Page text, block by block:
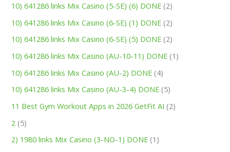
10) 641286 links Mix Casino (5-SE) (6) DONE (2)
10) 641286 links Mix Casino (6-SE) (1) DONE (2)
10) 641286 links Mix Casino (6-SE) (5) DONE (2)
10) 641286 links Mix Casino (AU-10-11) DONE (1)
10) 641286 links Mix Casino (AU-2) DONE (4)
10) 641286 links Mix Casino (AU-3-4) DONE (5)
11 Best Gym Workout Apps in 2026 GetFit AI (2)
2 (5)
2) 1980 links Mix Casino (3-NO-1) DONE (1)